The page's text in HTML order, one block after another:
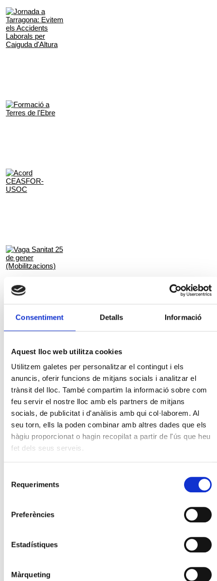
Consentiment Detalls Informació
Aquest lloc web utilitza cookies
Utilitzem galetes per personalitzar el contingut i els
anuncis, oferir funcions de mitjans socials i analitzar el
trànsit del lloc. També compartim la informació sobre com
feu servir el nostre lloc amb els partners de mitjans
socials, de publicitat i d'anàlisis amb qui col·laborem. Al
seu torn, ells la poden combinar amb altres dades que els
hàgiu proporcionat o hagin recopilat a partir de l'ús que heu
fet dels seus serveis.
Requeriments
Preferències
Estadístiques
Màrqueting
8M 2021